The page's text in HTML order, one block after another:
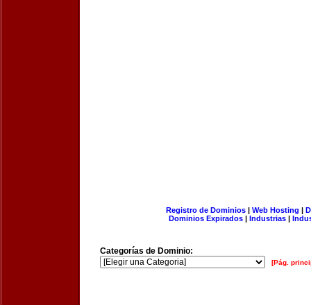
Registro de Dominios| Web Hosting |
Dominios Expirados | Industrias |
Categorías de Dominio:
[Pág.